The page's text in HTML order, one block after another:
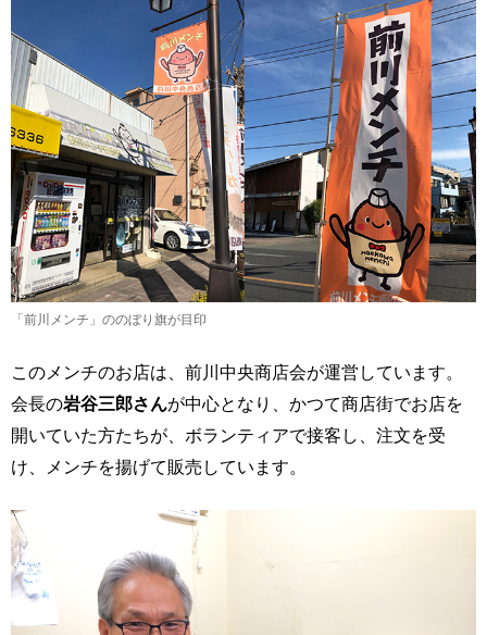
「前川メンチ」ののぼり旗が目印
このメンチのお店は、前川中央商店会が運営しています。
会長の岩谷三郎さんが中心となり、かつて商店街でお店を
開いていた方たちが、ボランティアで接客し、注文を受
け、メンチを揚げて販売しています。